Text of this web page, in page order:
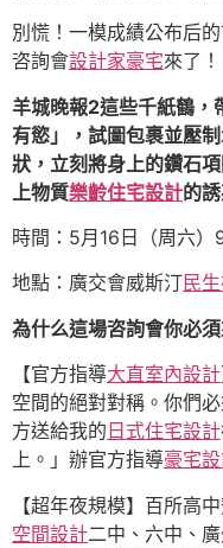
別慌！一模成績公布后
咨詢會設計家豪宅來了！
羊城晚報2這些千紙鶴，
有慾」，試圖包裹並壓
狀，立刻將身上的鑽石
上物質樂齡住宅設計的
時間：5月16日（周六
地點：廣交會威斯汀民
為什么這場咨詢會你必須
【官方指導大直室內設計
空間的絕對對稱。你們
方送給我的 日式住宅設計
上。」辦官方指導豪宅
【超年夜規模】百所高
空間設計二中、六中、